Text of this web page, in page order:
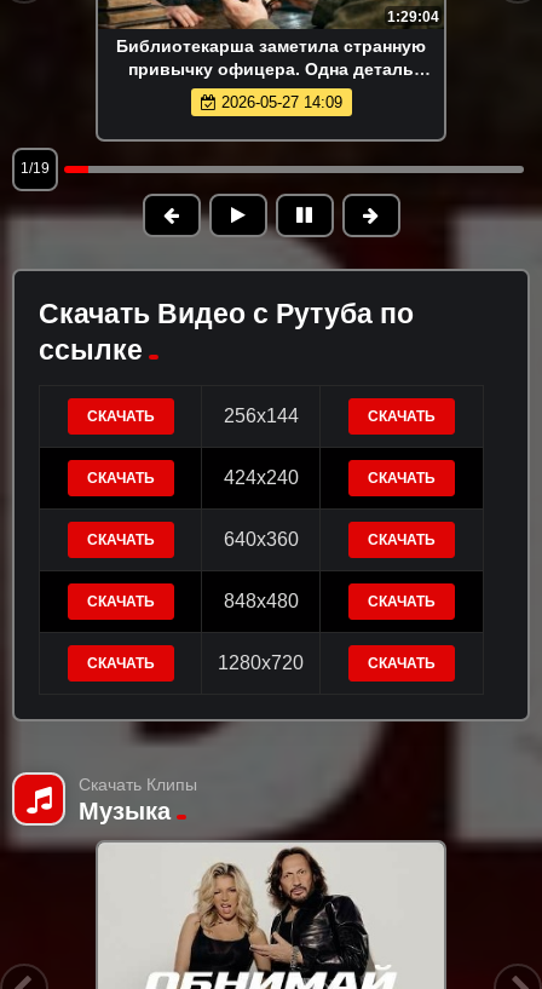
1:29:04
Библиотекарша заметила странную
привычку офицера. Одна деталь
выдала немецкого агента в СМЕРШ
2026-05-27 14:09
1/19
Скачать Видео с Рутуба по
ссылке
СКАЧАТЬ 256x144 СКАЧАТЬ
СКАЧАТЬ 424x240 СКАЧАТЬ
СКАЧАТЬ 640x360 СКАЧАТЬ
СКАЧАТЬ 848x480 СКАЧАТЬ
СКАЧАТЬ 1280x720 СКАЧАТЬ
Скачать Клипы
Музыка